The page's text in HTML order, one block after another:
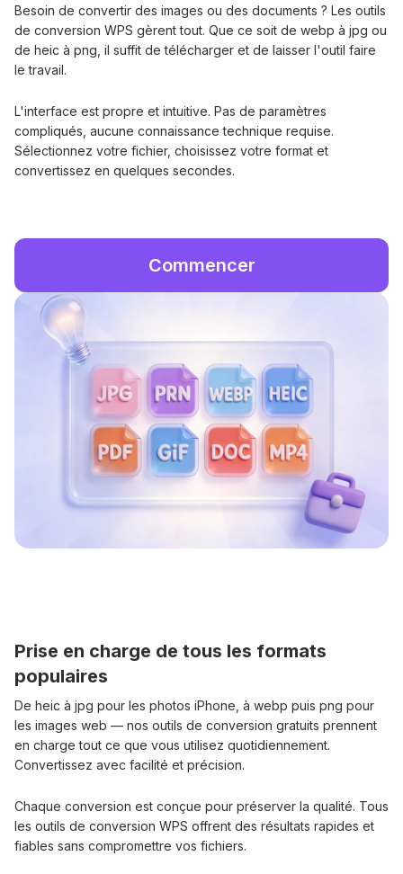
Besoin de convertir des images ou des documents ? Les outils
de conversion WPS gèrent tout. Que ce soit de webp à jpg ou
de heic à png, il suffit de télécharger et de laisser l'outil faire
le travail.
L'interface est propre et intuitive. Pas de paramètres
compliqués, aucune connaissance technique requise.
Sélectionnez votre fichier, choisissez votre format et
convertissez en quelques secondes.
Commencer
Prise en charge de tous les formats
populaires
De heic à jpg pour les photos iPhone, à webp puis png pour
les images web — nos outils de conversion gratuits prennent
en charge tout ce que vous utilisez quotidiennement.
Convertissez avec facilité et précision.
Chaque conversion est conçue pour préserver la qualité. Tous
les outils de conversion WPS offrent des résultats rapides et
fiables sans compromettre vos fichiers.